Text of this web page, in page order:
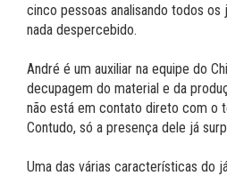
cinco pessoas analisando todos os
nada despercebido.
André é um auxiliar na equipe do
decupagem do material e da
não está em contato direto com o
Contudo, só a presença dele já
Uma das várias características do